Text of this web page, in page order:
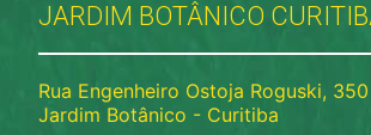
JARDIM BOTÂNICO
Rua Engenheiro Ostoja Roguski,
Jardim Botânico - Curitiba